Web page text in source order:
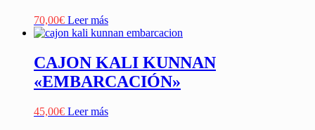
70,00€ Leer más
CAJON KALI KUNNAN
«EMBARCACIÓN»
45,00€ Leer más